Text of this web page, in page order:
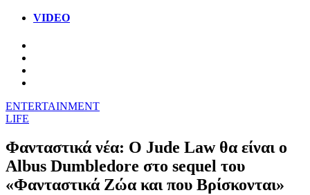
VIDEO
ENTERTAINMENT
LIFE
Φανταστικά νέα: Ο Jude Law θα είναι ο
Albus Dumbledore στο sequel του
«Φανταστικά Ζώα και που Βρίσκονται»